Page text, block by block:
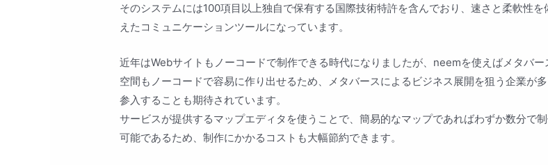
そのシステムには100項目以上独自で保有する国際技術特許を含んでおり、速さと柔軟性を
えたコミュニケーションツールになっています。
近年はWebサイトもノーコードで制作できる時代になりましたが、neemを使えばメタバー
空間もノーコードで容易に作り出せるため、メタバースによるビジネス展開を狙う企業が多
参入することも期待されています。
サービスが提供するマップエディタを使うことで、簡易的なマップであればわずか数分で
可能であるため、制作にかかるコストも大幅節約できます。